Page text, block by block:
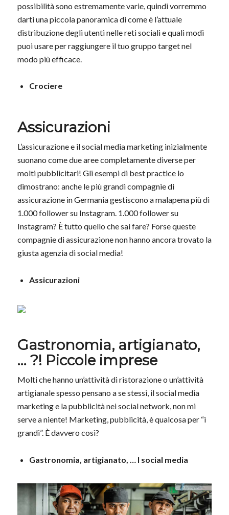
possibilità sono estremamente varie, quindi vorremmo
darti una piccola panoramica di come è l’attuale
distribuzione degli utenti nelle reti sociali e quali modi
puoi usare per raggiungere il tuo gruppo target nel
modo più efficace.
Crociere
Assicurazioni
L’assicurazione e il social media marketing inizialmente
suonano come due aree completamente diverse per
molti pubblicitari! Gli esempi di best practice lo
dimostrano: anche le più grandi compagnie di
assicurazione in Germania gestiscono a malapena più di
1.000 follower su Instagram. 1.000 follower su
Instagram? È tutto quello che sai fare? Forse queste
compagnie di assicurazione non hanno ancora trovato la
giusta agenzia di social media!
Assicurazioni
Gastronomia, artigianato,
… ?! Piccole imprese
Molti che hanno un’attività di ristorazione o un’attività
artigianale spesso pensano a se stessi, il social media
marketing e la pubblicità nei social network, non mi
serve a niente! Marketing, pubblicità, è qualcosa per “i
grandi”. È davvero così?
Gastronomia, artigianato, … I social media